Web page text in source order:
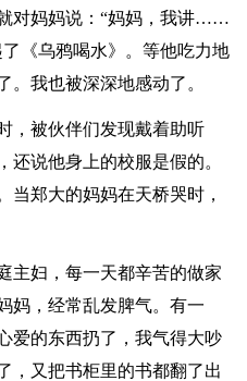
对妈妈说：“妈妈，我讲……
《乌鸦喝水》。等他吃力地
。我也被深深地感动了。
，被伙伴们发现戴着助听
还说他身上的校服是假的。
当郑大的妈妈在天桥哭时，
主妇，每一天都辛苦的做家
妈，经常乱发脾气。有一
爱的东西扔了，我气得大吵
，又把书柜里的书都翻了出